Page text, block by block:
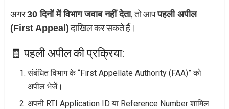
अगर30 दिनों में विभाग जवाब नहीं देता, तो आपपहली अपील
(First Appeal)दाखिल कर सकते हैं।
🧾 पहली अपील की प्रक्रिया:
संबंधित विभाग के “First Appellate Authority (FAA)” को
अपील भेजें।
अपनी RTI Application ID या Reference Number शामिल